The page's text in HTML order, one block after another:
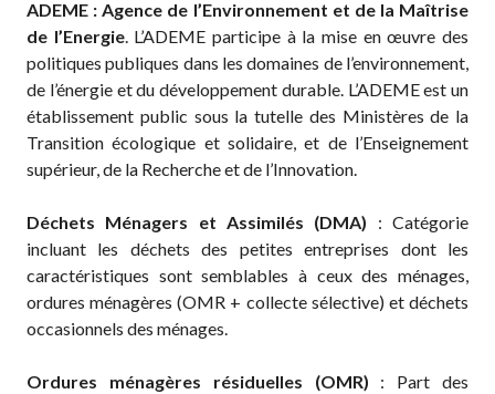
ADEME : Agence de l’Environnement et de la Maîtrise
de l’Energie. L’ADEME participe à la mise en œuvre des
politiques publiques dans les domaines de l’environnement,
de l’énergie et du développement durable. L’ADEME est un
établissement public sous la tutelle des Ministères de la
Transition écologique et solidaire, et de l’Enseignement
supérieur, de la Recherche et de l’Innovation.
Déchets Ménagers et Assimilés (DMA) : Catégorie
incluant les déchets des petites entreprises dont les
caractéristiques sont semblables à ceux des ménages,
ordures ménagères (OMR + collecte sélective) et déchets
occasionnels des ménages.
Ordures ménagères résiduelles (OMR) : Part des